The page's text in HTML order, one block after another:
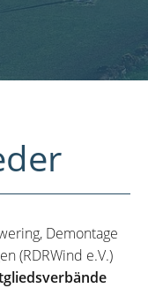
Demontage
(RDRWind e.V.)